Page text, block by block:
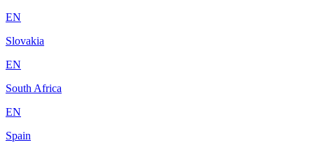
EN
Slovakia
EN
South Africa
EN
Spain